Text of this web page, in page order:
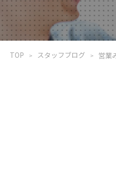
TOP スタッフブログ 営業